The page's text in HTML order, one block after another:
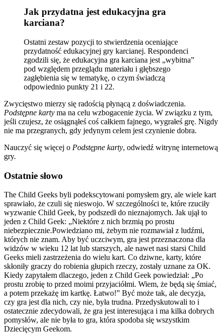
Jak przydatna jest edukacyjna gra
karciana?
Ostatni zestaw pozycji to stwierdzenia oceniające
przydatność edukacyjnej gry karcianej. Respondenci
zgodzili się, że edukacyjna gra karciana jest „wybitna”
pod względem przeglądu materiału i głębszego
zagłębienia się w tematykę, o czym świadczą
odpowiednio punkty 21 i 22.
Zwycięstwo mierzy się radością płynącą z doświadczenia.
Podstępne karty ma na celu wzbogacenie życia. W związku z tym,
jeśli czujesz, że osiągnąłeś coś całkiem fajnego, wygrałeś grę. Nigdy
nie ma przegranych, gdy jedynym celem jest czynienie dobra.
Nauczyć się więcej o Podstępne karty, odwiedź witrynę internetową
gry.
Ostatnie słowo
The Child Geeks byli podekscytowani pomysłem gry, ale wiele kart
sprawiało, że czuli się nieswojo. W szczególności te, które rzuciły
wyzwanie Child Geek, by podszedł do nieznajomych. Jak ujął to
jeden z Child Geek: „Niektóre z nich brzmią po prostu
niebezpiecznie.Powiedziano mi, żebym nie rozmawiał z ludźmi,
których nie znam. Aby być uczciwym, gra jest przeznaczona dla
widzów w wieku 12 lat lub starszych, ale nawet nasi starsi Child
Geeks mieli zastrzeżenia do wielu kart. Co dziwne, karty, które
skłoniły graczy do robienia głupich rzeczy, zostały uznane za OK.
Kiedy zapytałem dlaczego, jeden z Child Geek powiedział: „Po
prostu zrobię to przed moimi przyjaciółmi. Wiem, że będą się śmiać,
a potem przekażę im kartkę. Łatwo!” Być może tak, ale decyzja,
czy gra jest dla nich, czy nie, była trudna. Przedyskutowali to i
ostatecznie zdecydowali, że gra jest interesująca i ma kilka dobrych
pomysłów, ale nie była to gra, która spodoba się wszystkim
Dziecięcym Geekom.